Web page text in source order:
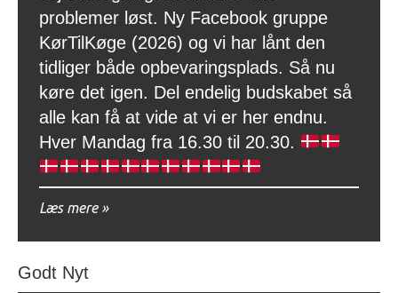
problemer løst. Ny Facebook gruppe
KørTilKøge (2026) og vi har lånt den
tidliger både opbevaringsplads. Så nu
køre det igen. Del endelig budskabet så
alle kan få at vide at vi er her endnu.
Hver Mandag fra 16.30 til 20.30.
Læs mere
Godt Nyt